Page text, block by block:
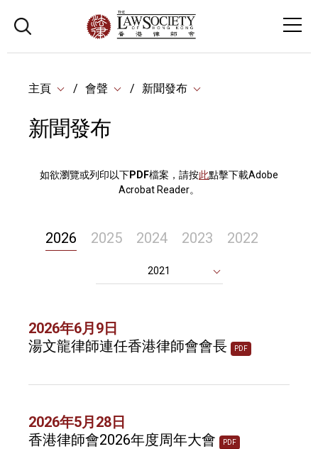
主頁 會聲 新聞發布
新聞發布
如欲瀏覽或列印以下PDF檔案，請按此點擊下載Adobe
Acrobat Reader。
2026 2025 2024 2023 2022
2021
2026年6月9日
湯文龍律師連任香港律師會會長
PDF
2026年5月28日
香港律師會2026年度周年大會
PDF